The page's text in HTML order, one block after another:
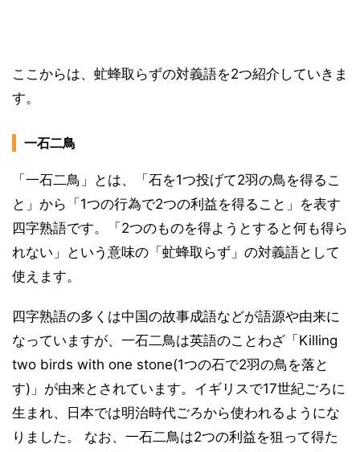
ここからは、虻蜂取らずの対義語を2つ紹介していきま
す。
一石二鳥
「一石二鳥」とは、「石を1つ投げて2羽の鳥を得るこ
と」から「1つの行為で2つの利益を得ること」を表す
四字熟語です。「2つのものを得ようとすると何も得ら
れない」という意味の「虻蜂取らず」の対義語として
使えます。
四字熟語の多くは中国の故事成語などが語源や由来に
なっていますが、一石二鳥は英語のことわざ「Killing
two birds with one stone(1つの石で2羽の鳥を落と
す)」が由来とされています。イギリスで17世紀ごろに
生まれ、日本では明治時代ごろから使われるようにな
りました。 なお、一石二鳥は2つの利益を狙って得た